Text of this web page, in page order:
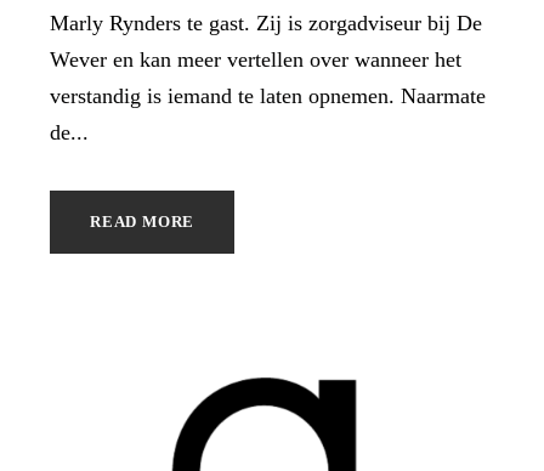
Marly Rynders te gast. Zij is zorgadviseur bij De
Wever en kan meer vertellen over wanneer het
verstandig is iemand te laten opnemen. Naarmate
de...
READ MORE